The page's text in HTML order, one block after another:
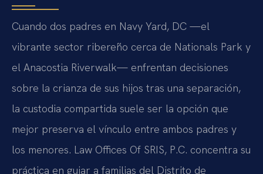
Cuando dos padres en Navy Yard, DC —el
vibrante sector ribereño cerca de Nationals Park y
el Anacostia Riverwalk— enfrentan decisiones
sobre la crianza de sus hijos tras una separación,
la custodia compartida suele ser la opción que
mejor preserva el vínculo entre ambos padres y
los menores. Law Offices Of SRIS, P.C. concentra su
práctica en guiar a familias del Distrito de